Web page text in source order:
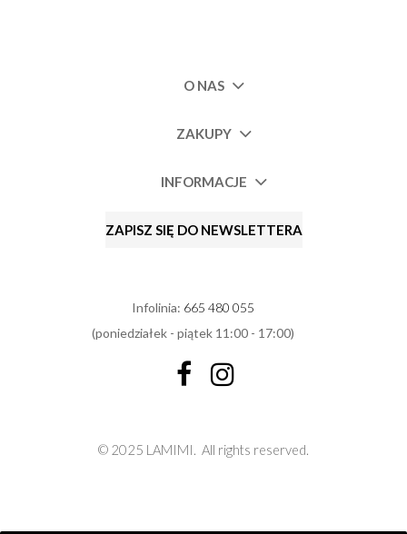
O NAS
ZAKUPY
INFORMACJE
ZAPISZ SIĘ DO NEWSLETTERA
Infolinia: 665 480 055
(poniedziałek - piątek 11:00 - 17:00)
© 2025 LAMIMI. All rights reserved.